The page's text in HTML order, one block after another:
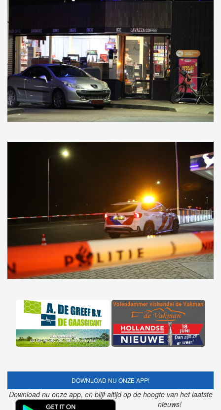
DOWNLOAD NU ONZE APP!
Download nu onze app, en blijf altijd op de hoogte van het laatste
nieuws!